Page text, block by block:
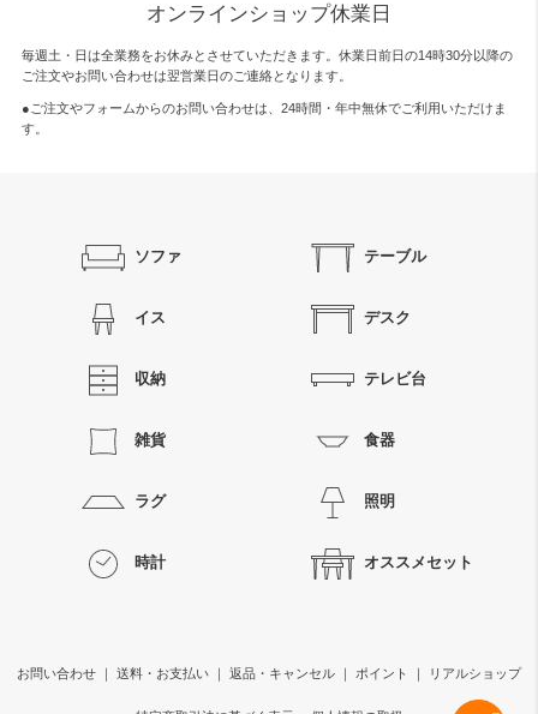
オンラインショップ休業日
毎週土・日は全業務をお休みとさせていただきます。休業日前日の14時30分以降の
ご注文やお問い合わせは翌営業日のご連絡となります。
●ご注文やフォームからのお問い合わせは、 24時間・年中無休でご利用いただけま
す。
ソファ テーブル
イス デスク
収納 テレビ台
雑貨 食器
ラグ 照明
時計 オススメセット
お問い合わせ ｜ 送料・お支払い ｜ 返品・キャンセル ｜ ポイント ｜ リアルショップ